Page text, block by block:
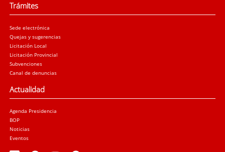
Trámites
Sede electrónica
Quejas y sugerencias
Licitación Local
Licitación Provincial
Subvenciones
Canal de denuncias
Actualidad
Agenda Presidencia
BOP
Noticias
Eventos